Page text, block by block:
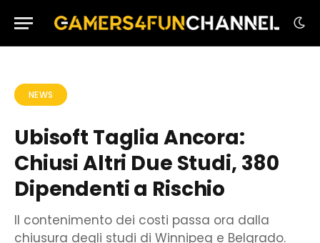
NEWS
Ubisoft Taglia Ancora:
Chiusi Altri Due Studi, 380
Dipendenti a Rischio
Il contenimento dei costi passa ora dalla
chiusura degli studi di Winnipeg e Belgrado.